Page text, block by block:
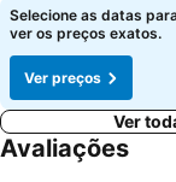
Selecione as datas
ver os preços exatos.
Ver preços
Ver
Avaliações